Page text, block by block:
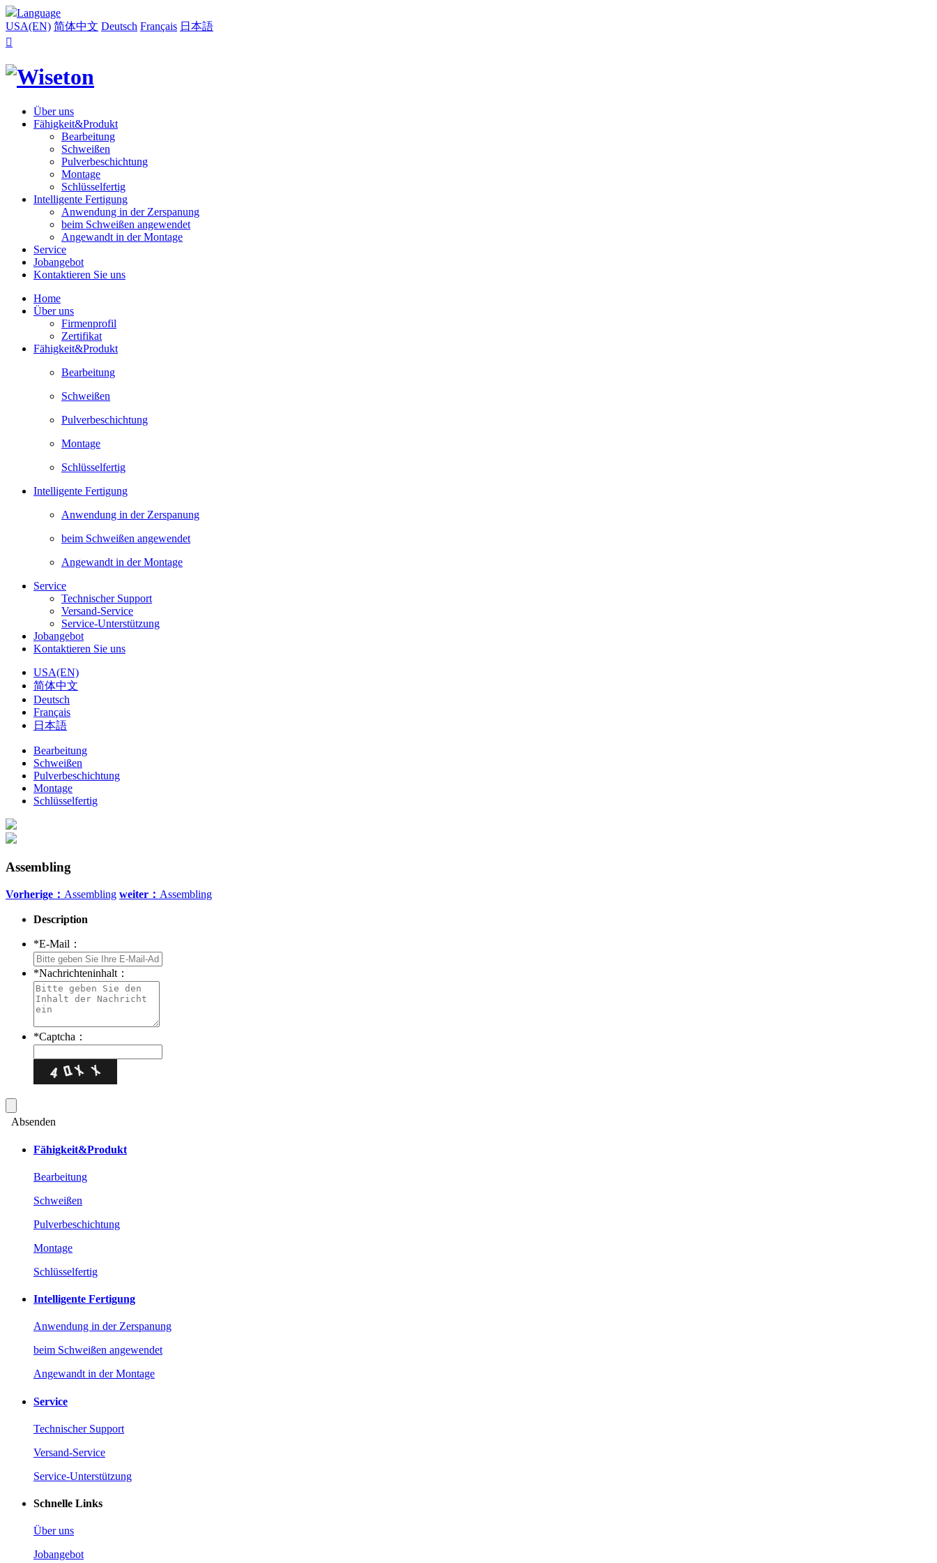
Language
USA(EN) 简体中文 Deutsch Français 日本語

Über uns
Fähigkeit&Produkt
Bearbeitung
Schweißen
Pulverbeschichtung
Montage
Schlüsselfertig
Intelligente Fertigung
Anwendung in der Zerspanung
beim Schweißen angewendet
Angewandt in der Montage
Service
Jobangebot
Kontaktieren Sie uns
Home
Über uns
Firmenprofil
Zertifikat
Fähigkeit&Produkt
Bearbeitung
Schweißen
Pulverbeschichtung
Montage
Schlüsselfertig
Intelligente Fertigung
Anwendung in der Zerspanung
beim Schweißen angewendet
Angewandt in der Montage
Service
Technischer Support
Versand-Service
Service-Unterstützung
Jobangebot
Kontaktieren Sie uns
USA(EN)
简体中文
Deutsch
Français
日本語
Bearbeitung
Schweißen
Pulverbeschichtung
Montage
Schlüsselfertig
Assembling
Vorherige： Assembling weiter： Assembling
Description
*E-Mail：
*Nachrichteninhalt：
*Captcha：
Absenden
Fähigkeit&Produkt
Bearbeitung
Schweißen
Pulverbeschichtung
Montage
Schlüsselfertig
Intelligente Fertigung
Anwendung in der Zerspanung
beim Schweißen angewendet
Angewandt in der Montage
Service
Technischer Support
Versand-Service
Service-Unterstützung
Schnelle Links
Über uns
Jobangebot